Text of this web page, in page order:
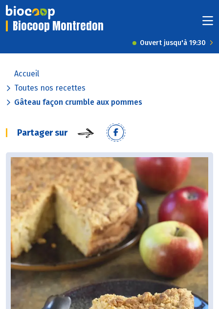
Biocoop Montredon
Ouvert jusqu'à 19:30
Accueil
Toutes nos recettes
Gâteau façon crumble aux pommes
Partager sur